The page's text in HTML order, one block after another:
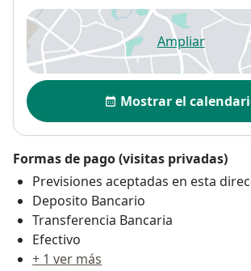
Ampliarse abre en
Disponibilidad
Mostrar el
Formas de pago (visitas privadas)
Previsiones aceptadas en esta
Deposito Bancario
Transferencia Bancaria
Efectivo
+ 1 ver más